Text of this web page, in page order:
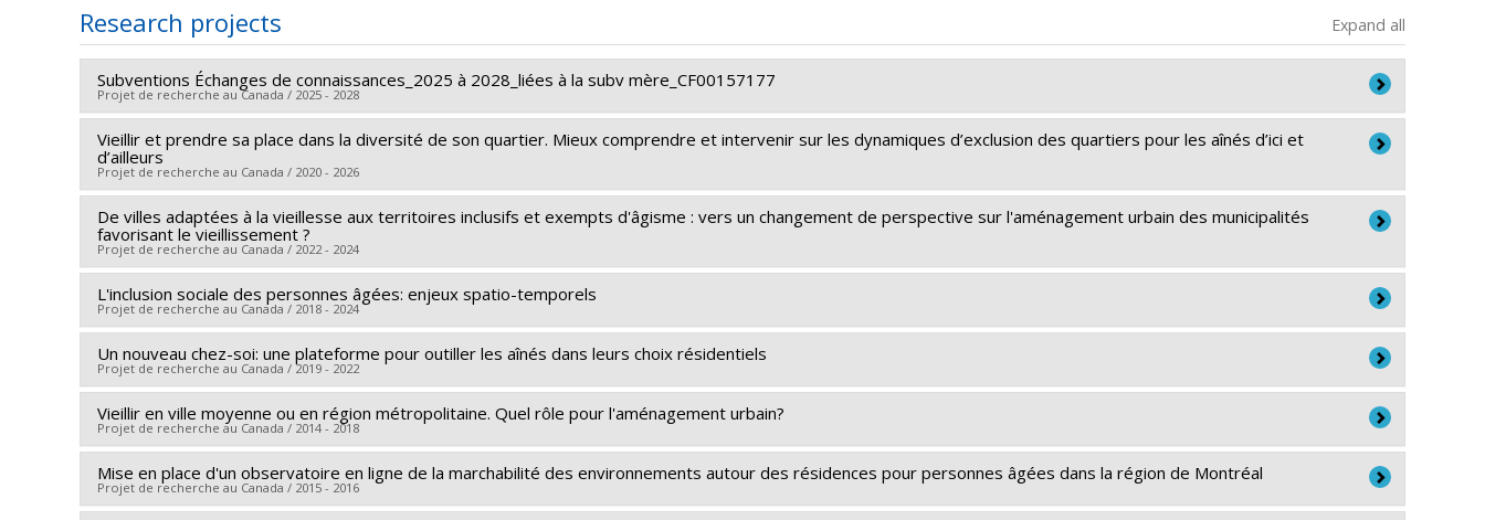
Research projects Expand all
Subventions Échanges de connaissances_2025 à 2028_liées à la subv mère_CF00157177
Projet de recherche au Canada / 2025 - 2028
Lead researcher : Paula Negron-Poblete
Funding sources:CRSH/Conseil de recherches en sciences humaines du Canada
Grant programs:PVXXXXXX-Subventions d'échange de connaissances
Vieillir et prendre sa place dans la diversité de son quartier. Mieux comprendre et intervenir sur les dynamiques d’exclusion des quartiers pour les aînés d’ici et
d’ailleurs
Projet de recherche au Canada / 2020 - 2026
Lead researcher : Sébastien Lord
Co-researchers : Paula Negron-Poblete
Funding sources:FRQSC/Fonds de recherche du Québec - Société et culture (FQRSC)
Grant programs:PVXXXXXX-(AC) Actions concertées - générique
De villes adaptées à la vieillesse aux territoires inclusifs et exempts d'âgisme : vers un changement de perspective sur l'aménagement urbain des municipalités
favorisant le vieillissement ?
Projet de recherche au Canada / 2022 - 2024
Lead researcher : Sébastien Lord
Co-researchers : Paula Negron-Poblete,Mélanie Levasseur,Ernesto Morales
Funding sources:CRSH/Conseil de recherches en sciences humaines du Canada
Grant programs: PV152160-Subvention Connexion
L'inclusion sociale des personnes âgées: enjeux spatio-temporels
Projet de recherche au Canada / 2018 - 2024
Lead researcher : Patrick Marier
Co-researchers : Paula Negron-Poblete
Funding sources:FRQSC/Fonds de recherche du Québec - Société et culture (FQRSC)
Grant programs: PVXXXXXX-(SE) Programme Soutien aux équipes de recherche - Stade de développement : Fonctionnement
Un nouveau chez-soi: une plateforme pour outiller les aînés dans leurs choix résidentiels
Projet de recherche au Canada / 2019 - 2022
Lead researcher : Paula Negron-Poblete
Co-researchers : Meghan Joy
Funding sources:CRSH/Conseil de recherches en sciences humaines du Canada
Grant programs: PVXXXXXX-Subvention d'engagement partenarial
Vieillir en ville moyenne ou en région métropolitaine. Quel rôle pour l'aménagement urbain?
Projet de recherche au Canada / 2014 - 2018
Lead researcher : Paula Negron-Poblete
Co-researchers : Daniel Gill,Yan Kestens,Sébastien Lord
Mise en place d'un observatoire en ligne de la marchabilité des environnements autour des résidences pour personnes âgées dans la région de Montréal
Projet de recherche au Canada / 2015 - 2016